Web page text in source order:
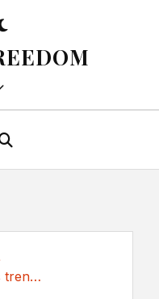
Alemania es diferente: sus trenes son tan poco...